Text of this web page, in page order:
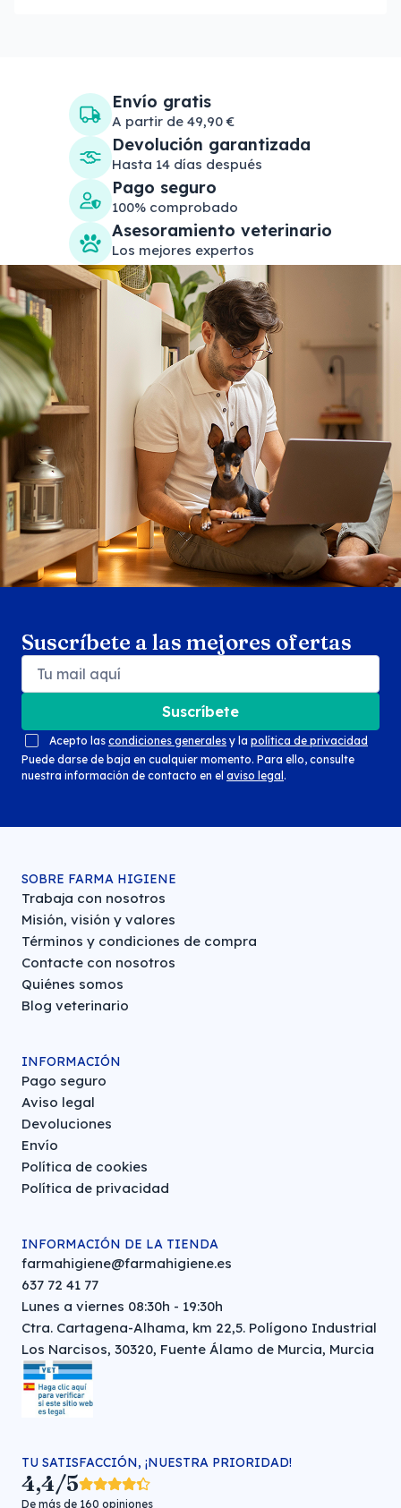
Envío gratis
A partir de 49,90 €
Devolución garantizada
Hasta 14 días después
Pago seguro
100% comprobado
Asesoramiento veterinario
Los mejores expertos
Suscríbete a las mejores ofertas
Suscríbete
Acepto las condiciones generales y la política de privacidad
Puede darse de baja en cualquier momento. Para ello, consulte
nuestra información de contacto en el aviso legal .
Search products
SOBRE FARMA HIGIENE
Trabaja con nosotros
Misión, visión y valores
Términos y condiciones de compra
Contacte con nosotros
Quiénes somos
Blog veterinario
INFORMACIÓN
Pago seguro
Aviso legal
Devoluciones
Envío
Política de cookies
Política de privacidad
INFORMACIÓN DE LA TIENDA
farmahigiene@farmahigiene.es
637 72 41 77
Lunes a viernes 08:30h - 19:30h
Ctra. Cartagena-Alhama, km 22,5. Polígono Industrial
Los Narcisos, 30320, Fuente Álamo de Murcia, Murcia
TU SATISFACCIÓN, ¡NUESTRA PRIORIDAD!
4,4/5
De más de 160 opiniones